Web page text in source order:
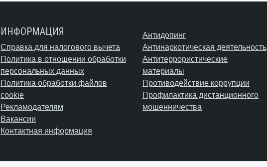
ИНФОРМАЦИЯ
Справка для налогового вычета
Политика в отношении обработки
персональных данных
Политика обработки файлов
cookie
Рекламодателям
Вакансии
Контактная информация
Антидопинг
Антинаркотическая деятельность
Антитеррористические
материалы
Противодействие коррупции
Профилактика дистанционного
мошенничества